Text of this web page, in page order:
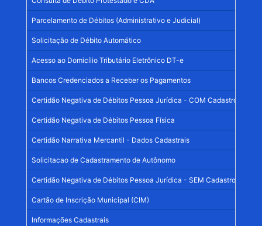
Parcelamento de Débitos (Administrativo e Judicial)
Solicitação de Débito Automático
Acesso ao Domicílio Tributário Eletrônico DT-e
Bancos Credenciados a Receber os Pagamentos
Certidão Negativa de Débitos Pessoa Jurídica - COM Cadastro no
Certidão Negativa de Débitos Pessoa Física
Certidão Narrativa Mercantil - Dados Cadastrais
Solicitacao de Cadastramento de Autônomo
Certidão Negativa de Débitos Pessoa Jurídica - SEM Cadastro no
Cartão de Inscrição Municipal (CIM)
Informações Cadastrais